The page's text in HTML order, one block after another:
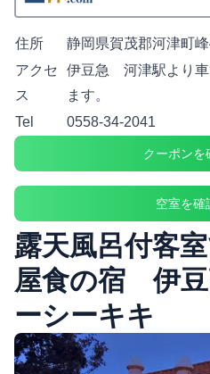
住所
静岡県賀茂郡河津町
アクセ
ス
伊豆急 河津駅より車
ます。
Tel
0558-34-2041
クーポンを
空室を確
露天風呂付客
屋食の宿 伊
ーシーキキ